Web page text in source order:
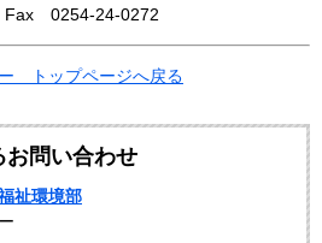
0254-24-0272
トップページへ戻る
お問い合わせ
祉環境部